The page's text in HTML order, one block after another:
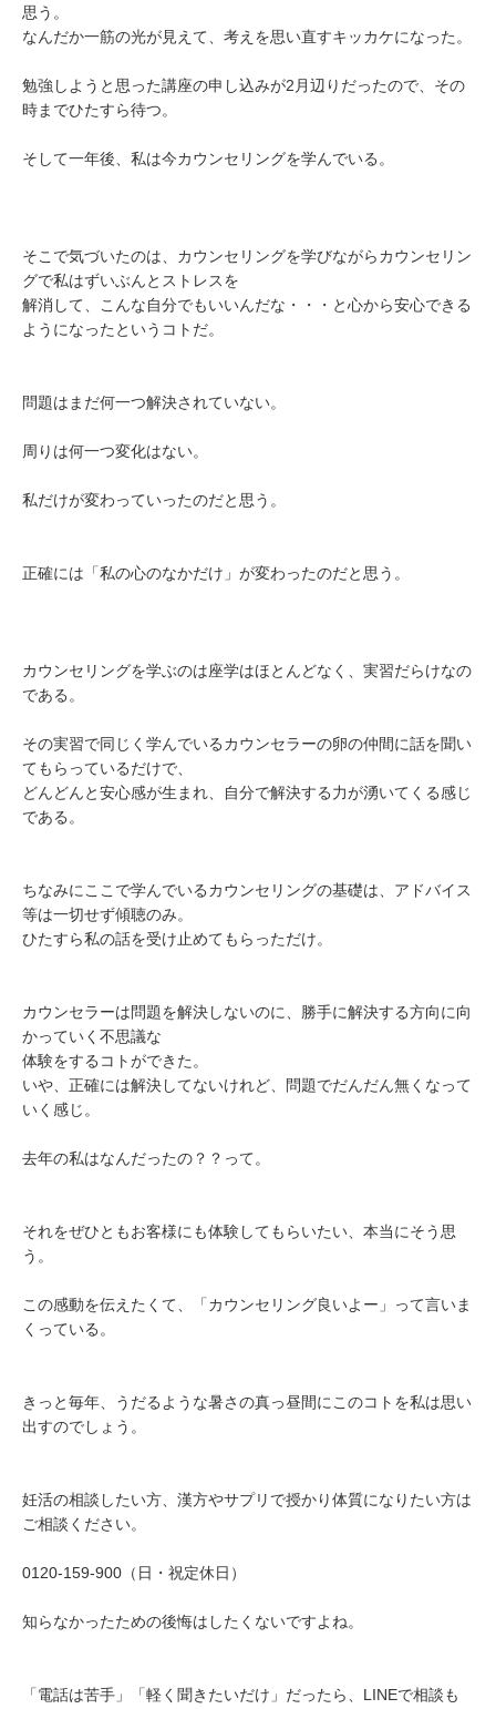
思う。
なんだか一筋の光が見えて、考えを思い直すキッカケになった。
勉強しようと思った講座の申し込みが2月辺りだったので、その
時までひたすら待つ。
そして一年後、私は今カウンセリングを学んでいる。
そこで気づいたのは、カウンセリングを学びながらカウンセリン
グで私はずいぶんとストレスを
解消して、こんな自分でもいいんだな・・・と心から安心できる
ようになったというコトだ。
問題はまだ何一つ解決されていない。
周りは何一つ変化はない。
私だけが変わっていったのだと思う。
正確には「私の心のなかだけ」が変わったのだと思う。
カウンセリングを学ぶのは座学はほとんどなく、実習だらけなの
である。
その実習で同じく学んでいるカウンセラーの卵の仲間に話を聞い
てもらっているだけで、
どんどんと安心感が生まれ、自分で解決する力が湧いてくる感じ
である。
ちなみにここで学んでいるカウンセリングの基礎は、アドバイス
等は一切せず傾聴のみ。
ひたすら私の話を受け止めてもらっただけ。
カウンセラーは問題を解決しないのに、勝手に解決する方向に向
かっていく不思議な
体験をするコトができた。
いや、正確には解決してないけれど、問題でだんだん無くなって
いく感じ。
去年の私はなんだったの？？って。
それをぜひともお客様にも体験してもらいたい、本当にそう思
う。
この感動を伝えたくて、「カウンセリング良いよー」って言いま
くっている。
きっと毎年、うだるような暑さの真っ昼間にこのコトを私は思い
出すのでしょう。
妊活の相談したい方、漢方やサプリで授かり体質になりたい方は
ご相談ください。
0120-159-900（日・祝定休日）
知らなかったための後悔はしたくないですよね。
「電話は苦手」「軽く聞きたいだけ」だったら、LINEで相談も